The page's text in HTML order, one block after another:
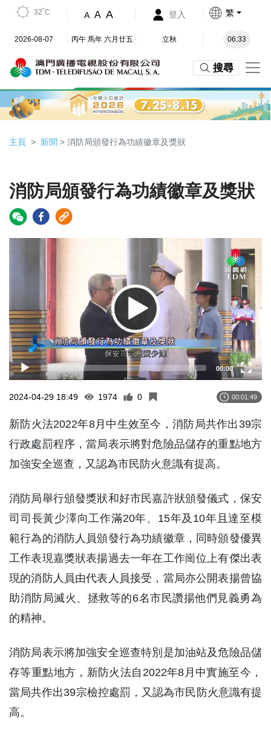
32˚C A A A 登入 繁
2026-08-07 丙午 馬年 六月廿五 立秋 06:33
搜尋
主頁 新聞 > 消防局頒發行為功績徽章及獎狀
消防局頒發行為功績徽章及獎狀
00:00
2024-04-29 18:49 1974 0 00:01:49
新防火法2022年8月中生效至今，消防局共作出39宗
行政處罰程序，當局表示將對危險品儲存的重點地方
加強安全巡查，又認為市民防火意識有提高。
消防局舉行頒發獎狀和好市民嘉許狀頒發儀式，保安
司司長黃少澤向工作滿20年、15年及10年且達至模
範行為的消防人員頒發行為功績徽章，同時頒發優異
工作表現嘉獎狀表揚過去一年在工作崗位上有傑出表
現的消防人員由代表人員接受，當局亦公開表揚曾協
助消防局滅火、拯救等的6名市民讚揚他們見義勇為
的精神。
消防局表示將加強安全巡查特別是加油站及危險品儲
存等重點地方，新防火法自2022年8月中實施至今，
當局共作出39宗檢控處罰，又認為市民防火意識有提
高。